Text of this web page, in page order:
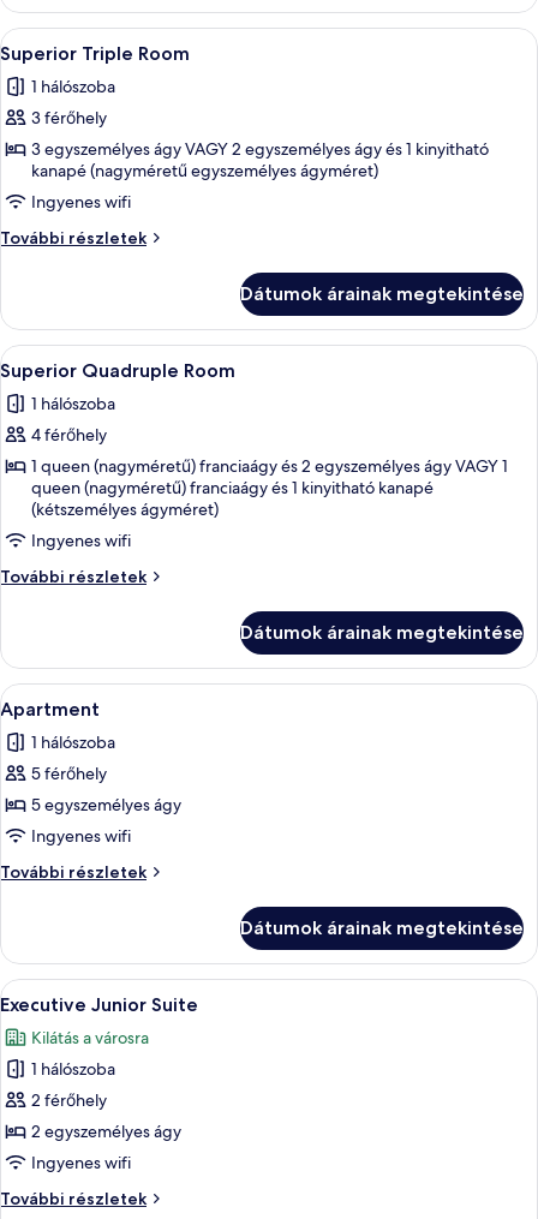
részletei
A
következő
szoba
összes
képének
megtekintése:
Superior
Triple
Egy szállodai szoba, amelyben
5
Superior Triple Room
1 hálószoba
3 férőhely
3 egyszemélyes ágy VAGY 2 egyszemélyes ágy és 1 kinyitható
kanapé (nagyméretű egyszemélyes ágyméret)
Ingyenes wifi
További részletek
Superior
részletei
Dátumok árainak megtekintése
A
következő
szoba
összes
képének
megtekintése:
Superior
Quadruple
Room
Egy szállodai szoba két ággyal,
4
Superior Quadruple Room
1 hálószoba
4 férőhely
1 queen (nagyméretű) franciaágy és 2 egyszemélyes ágy VAGY 1
queen (nagyméretű) franciaágy és 1 kinyitható kanapé
(kétszemélyes ágyméret)
Ingyenes wifi
További részletek
Superior
részletei
Dátumok árainak megtekintése
A
következő
szoba
összes
képének
megtekintése:
Apartment
Egy modern, jól megvilágított
6
Apartment
1 hálószoba
5 férőhely
5 egyszemélyes ágy
Ingyenes wifi
További részletek
Apartment
Dátumok árainak megtekintése
A
következő
szoba
összes
képének
megtekintése:
Executive
Suite
Egy hangulatos, a tetőtérben
5
Executive Junior Suite
Kilátás a városra
1 hálószoba
2 férőhely
2 egyszemélyes ágy
Ingyenes wifi
További részletek
Executive